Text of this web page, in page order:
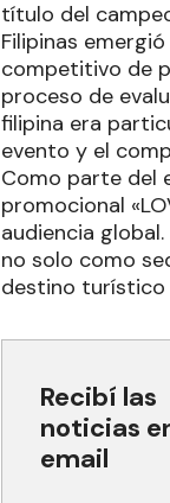
título del
Filipinas
competitivo de
proceso de
filipina era
evento y el
Como parte del
promocional
audiencia
no solo como
destino turístico
Recibí las
noticias
email